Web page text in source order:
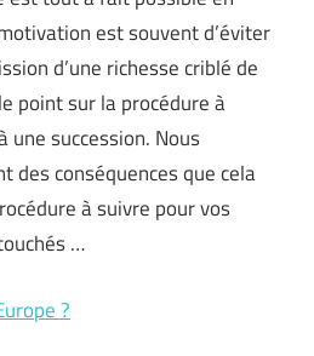
est souvent d’éviter
d’une richesse criblé de
point sur la procédure à
une succession. Nous
des conséquences que cela
à suivre pour vos
…
?